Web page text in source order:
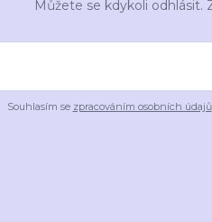
Můžete se kdykoli odhlásit.
Souhlasím se zpracováním osobních údajů